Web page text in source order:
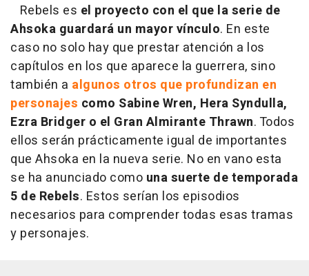
Rebels es el proyecto con el que la serie de
Ahsoka guardará un mayor vínculo. En este
caso no solo hay que prestar atención a los
capítulos en los que aparece la guerrera, sino
también a algunos otros que profundizan en
personajes como Sabine Wren, Hera Syndulla,
Ezra Bridger o el Gran Almirante Thrawn. Todos
ellos serán prácticamente igual de importantes
que Ahsoka en la nueva serie. No en vano esta
se ha anunciado como una suerte de temporada
5 de Rebels. Estos serían los episodios
necesarios para comprender todas esas tramas
y personajes.